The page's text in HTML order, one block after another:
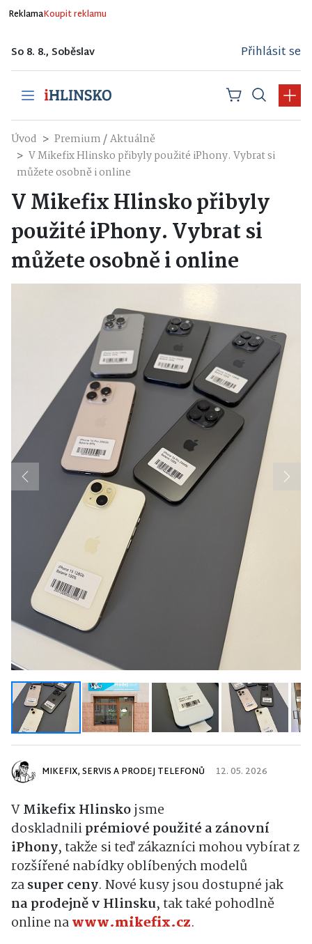
ReklamaKoupit reklamu
So 8. 8., Soběslav Přihlásit se
Úvod Premium/Aktuálně
V Mikefix Hlinsko přibyly použité iPhony. Vybrat si
můžete osobně i online
V Mikefix Hlinsko přibyly
použité iPhony. Vybrat si
můžete osobně i online
Previous Next
MIKEFIX, SERVIS A PRODEJ TELEFONŮ 12. 05. 2026
VMikefix Hlinskojsme
doskladniliprémiové použité a zánovní
iPhony, takže si teď zákazníci mohou vybírat z
rozšířené nabídky oblíbených modelů
zasuper ceny. Nové kusy jsou dostupné jak
na prodejně v Hlinsku, tak také pohodlně
online nawww.mikefix.cz.